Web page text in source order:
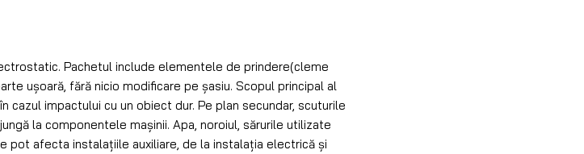
Pachetul include elementele de prindere(cleme
ușoară, fără nicio modificare pe șasiu. Scopul principal al
impactului cu un obiect dur. Pe plan secundar, scuturile
la componentele mașinii. Apa, noroiul, sărurile utilizate
pot afecta instalațiile auxiliare, de la instalația electrică și